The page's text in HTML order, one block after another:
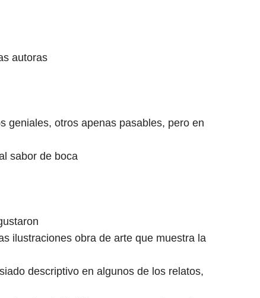
autoras
geniales, otros apenas pasables, pero en
sabor de boca
ilustraciones obra de arte que muestra la
descriptivo en algunos de los relatos,